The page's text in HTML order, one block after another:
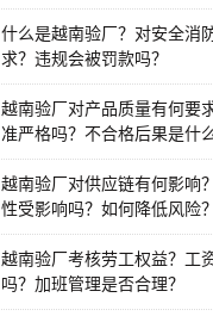
什么是越南验厂？对安全消
求？违规会被罚款吗？
越南验厂对产品质量有何要
准严格吗？不合格后果是什
越南验厂对供应链有何影响
性受影响吗？如何降低风险？
越南验厂考核劳工权益？工
吗？加班管理是否合理？